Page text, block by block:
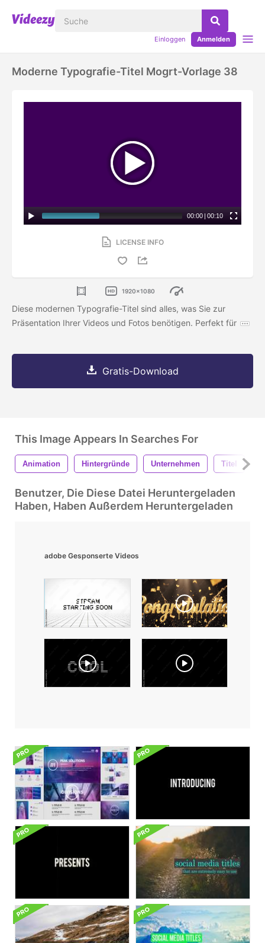
Einloggen Anmelden
Moderne Typografie-Titel Mogrt-Vorlage 38
00:00 | 00:10
LICENSE INFO
1920x1080
Diese modernen Typografie-Titel sind alles, was Sie zur
Präsentation Ihrer Videos und Fotos benötigen. Perfekt für
Gratis-Download
This Image Appears In Searches For
Animation Hintergründe Unternehmen Titel
Benutzer, Die Diese Datei Heruntergeladen
Haben, Haben Außerdem Heruntergeladen
adobe Gesponserte Videos